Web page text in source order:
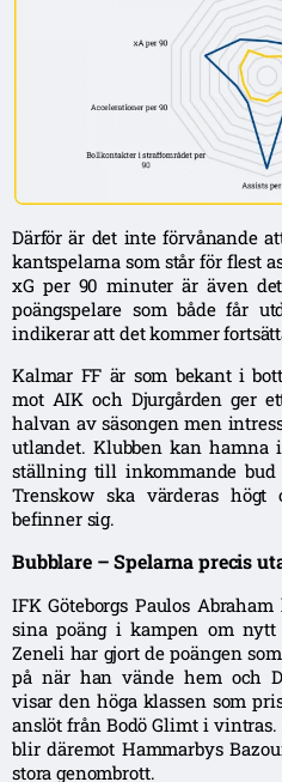
Därför är det inte förvånande
kantspelarna som står för flest
xG per 90 minuter är även
poängspelare som både får
indikerar att det kommer
Kalmar FF är som bekant i
mot AIK och Djurgården ger
halvan av säsongen men
utlandet. Klubben kan
ställning till inkommande bud
Trenskow ska värderas
befinner sig.
Bubblare – Spelarna precis
IFK Göteborgs Paulos
sina poäng i kampen om nytt
Zeneli har gjort de poängen
på när han vände hem och
visar den höga klassen som
anslöt från Bodö Glimt i
blir däremot Hammarbys
stora genombrott.